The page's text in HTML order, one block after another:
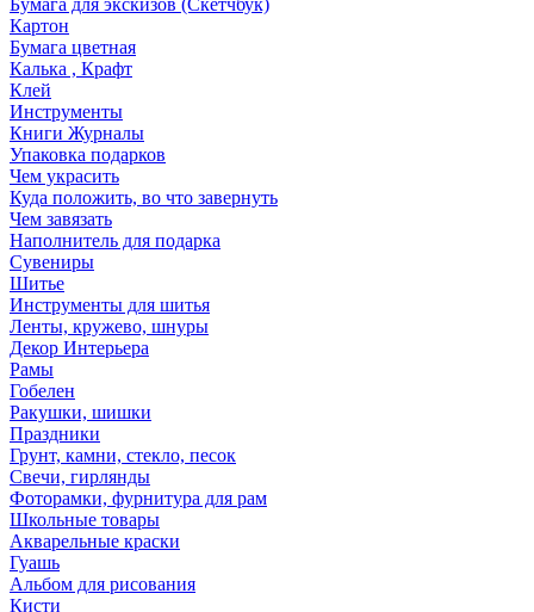
Бумага для экскизов (Скетчбук)
Картон
Бумага цветная
Калька , Крафт
Клей
Инструменты
Книги Журналы
Упаковка подарков
Чем украсить
Куда положить, во что завернуть
Чем завязать
Наполнитель для подарка
Сувениры
Шитье
Инструменты для шитья
Ленты, кружево, шнуры
Декор Интерьера
Рамы
Гобелен
Ракушки, шишки
Праздники
Грунт, камни, стекло, песок
Свечи, гирлянды
Фоторамки, фурнитура для рам
Школьные товары
Акварельные краски
Гуашь
Альбом для рисования
Кисти